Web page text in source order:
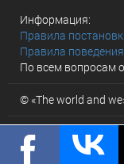
Информация:
Правила
Правила
По всем вопросам
© «The world and